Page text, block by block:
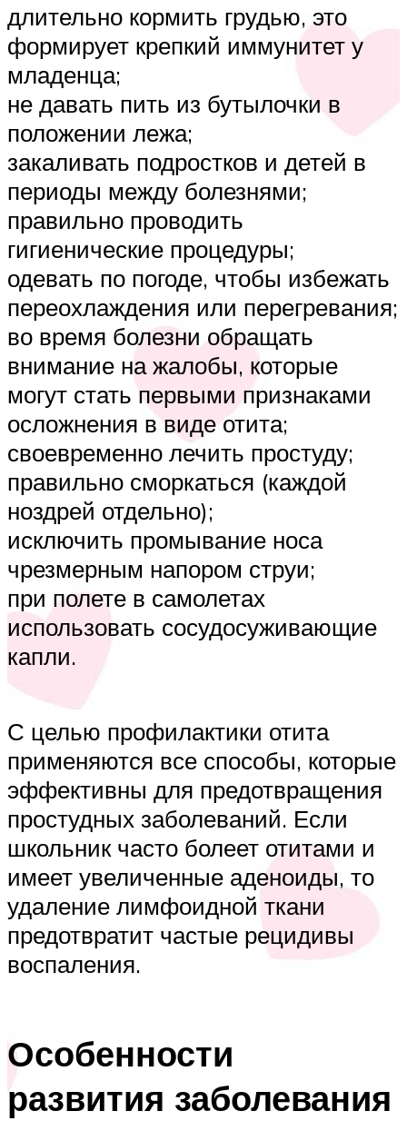
длительно кормить грудью, это
формирует крепкий иммунитет у
младенца;
не давать пить из бутылочки в
положении лежа;
закаливать подростков и детей в
периоды между болезнями;
правильно проводить
гигиенические процедуры;
одевать по погоде, чтобы избежать
переохлаждения или перегревания;
во время болезни обращать
внимание на жалобы, которые
могут стать первыми признаками
осложнения в виде отита;
своевременно лечить простуду;
правильно сморкаться (каждой
ноздрей отдельно);
исключить промывание носа
чрезмерным напором струи;
при полете в самолетах
использовать сосудосуживающие
капли.
С целью профилактики отита
применяются все способы, которые
эффективны для предотвращения
простудных заболеваний. Если
школьник часто болеет отитами и
имеет увеличенные аденоиды, то
удаление лимфоидной ткани
предотвратит частые рецидивы
воспаления.
Особенности
развития заболевания